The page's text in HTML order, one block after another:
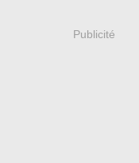
Publicité